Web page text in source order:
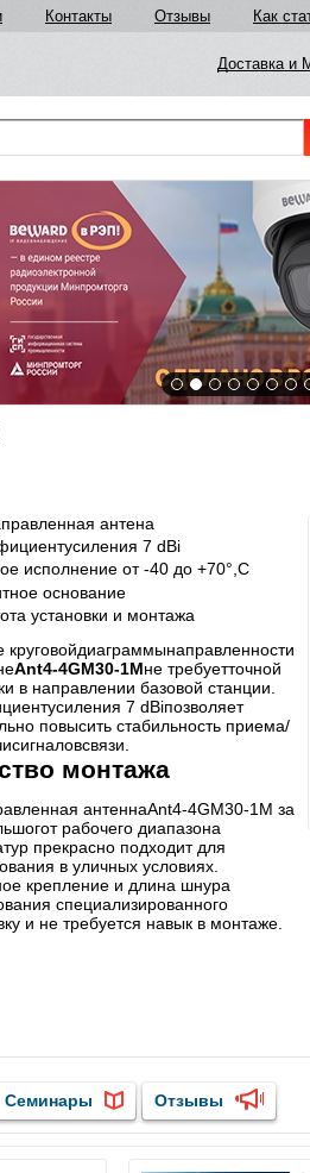
Контакты Отзывы Как
Доставка и
антена
7 dBi
исполнение от -40 до +70°,С
основание
установки и монтажа
круговойдиаграммынаправленности
Ant4-4GM30-1Mне требуетточной
в направлении базовой станции.
7 dBiпозволяет
повысить стабильность приема/
монтажа
антеннаAnt4-4GM30-1M за
рабочего диапазона
прекрасно подходит для
в уличных условиях.
крепление и длина шнура
специализированного
и не требуется навык в монтаже.
Семинары Отзывы